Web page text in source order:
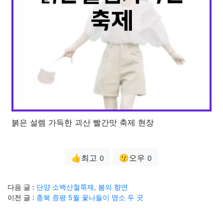
붉은 설렘 가득한 괴산 빨간맛 축제 현장
👍최고 0 😗오우 0
다음 글 : 단양 소백산철쭉제, 봄의 향연
이전 글 : 충북 증평 5월 꽃나들이 명소 두 곳